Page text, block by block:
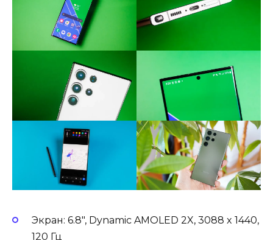
Экран: 6.8″, Dynamic AMOLED 2X, 3088 x 1440,
120 Гц